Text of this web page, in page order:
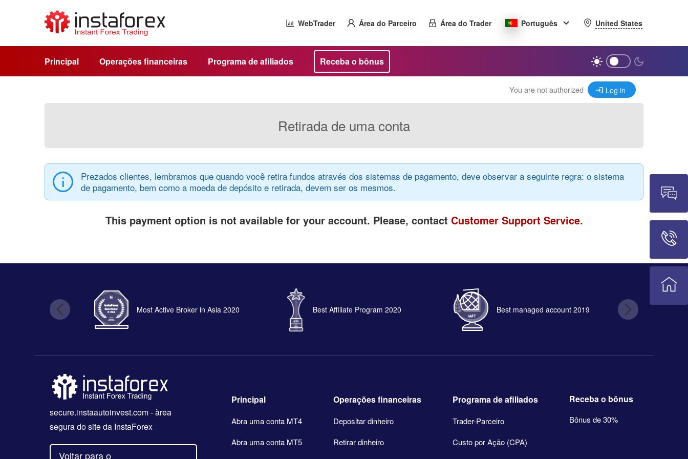
WebTrader Área do Parceiro Área do Trader Português United States
Principal Operações financeiras Programa de afiliados Receba o bônus
You are not authorized Log in
Retirada de uma conta
Prezados clientes, lembramos que quando você retira fundos através dos sistemas de pagamento, deve observar a seguinte regra: o sistema
de pagamento, bem como a moeda de depósito e retirada, devem ser os mesmos.
This payment option is not available for your account. Please, contact Customer Support Service.
Most Active Broker in Asia 2020 Best Affiliate Program 2020 Best managed account 2019
secure.instaautoinvest.com- àrea
segura do site da InstaForex
Voltar para o
Principal
Abra uma conta MT4
Abra uma conta MT5
Operações financeiras
Depositar dinheiro
Retirar dinheiro
Programa de afiliados
Trader-Parceiro
Custo por Ação (CPA)
Receba o bônus
Bônus de 30%